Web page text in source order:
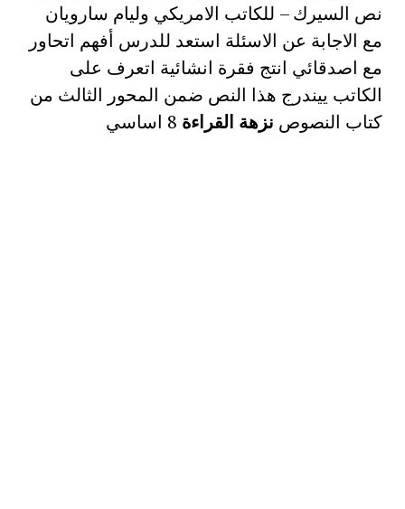
نص السيرك – للكاتب الامريكي وليام سارويان
مع الاجابة عن الاسئلة استعد للدرس أفهم اتحاور
مع اصدقائي انتج فقرة انشائية اتعرف على
الكاتب ييندرج هذا النص ضمن المحور الثالث من
كتاب النصوص نزهة القراءة 8 اساسي